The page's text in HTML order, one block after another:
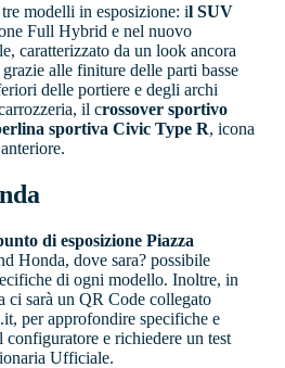
modelli in esposizione: il SUV
Full Hybrid e nel nuovo
caratterizzato da un look ancora
alle finiture delle parti basse
delle portiere e degli archi
il crossover sportivo
sportiva Civic Type R, icona
di esposizione Piazza
Honda, dove sara? possibile
di ogni modello. Inoltre, in
ci sarà un QR Code collegato
per approfondire specifiche e
configuratore e richiedere un test
Ufficiale.